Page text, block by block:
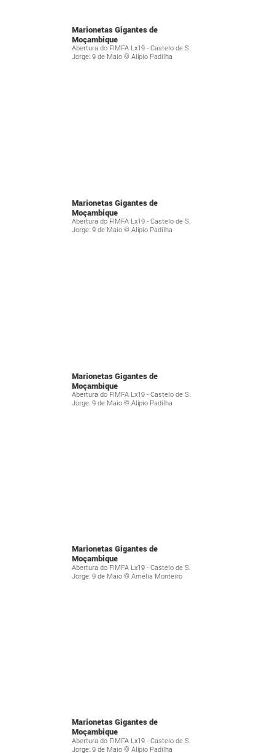
Marionetas Gigantes de
Moçambique
Abertura do FIMFA Lx19 - Castelo de S.
Jorge: 9 de Maio © Alípio Padilha
Marionetas Gigantes de
Moçambique
Abertura do FIMFA Lx19 - Castelo de S.
Jorge: 9 de Maio © Alípio Padilha
Marionetas Gigantes de
Moçambique
Abertura do FIMFA Lx19 - Castelo de S.
Jorge: 9 de Maio © Alípio Padilha
Marionetas Gigantes de
Moçambique
Abertura do FIMFA Lx19 - Castelo de S.
Jorge: 9 de Maio © Amélia Monteiro
Marionetas Gigantes de
Moçambique
Abertura do FIMFA Lx19 - Castelo de S.
Jorge: 9 de Maio © Alípio Padilha